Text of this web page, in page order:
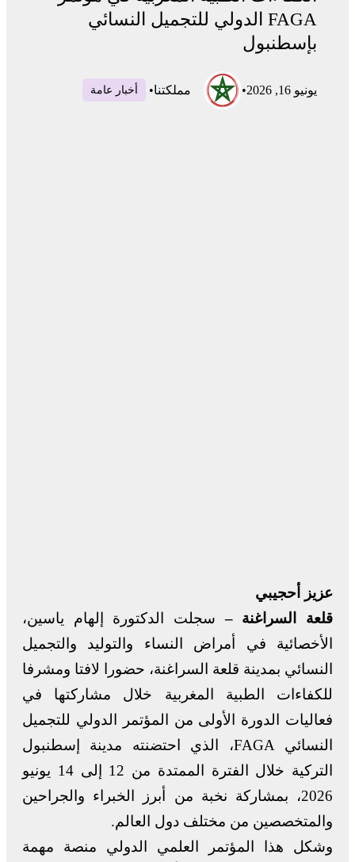
FAGA الدولي للتجميل النسائي
بإسطنبول
يونيو 16, 2026 • مملكتنا• أخبار عامة
عزيز أحجيبي
قلعة السراغنة – سجلت الدكتورة إلهام ياسين،
الأخصائية في أمراض النساء والتوليد والتجميل
النسائي بمدينة قلعة السراغنة، حضورا لافتا ومشرفا
للكفاءات الطبية المغربية خلال مشاركتها في
فعاليات الدورة الأولى من المؤتمر الدولي للتجميل
النسائي FAGA، الذي احتضنته مدينة إسطنبول
التركية خلال الفترة الممتدة من 12 إلى 14 يونيو
2026، بمشاركة نخبة من أبرز الخبراء والجراحين
والمتخصصين من مختلف دول العالم.
وشكل هذا المؤتمر العلمي الدولي منصة مهمة